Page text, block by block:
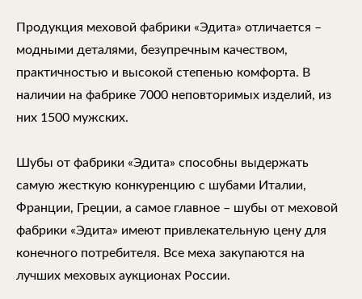
Продукция меховой фабрики «Эдита» отличается –
модными деталями, безупречным качеством,
практичностью и высокой степенью комфорта. В
наличии на фабрике 7000 неповторимых изделий, из
них 1500 мужских.
Шубы от фабрики «Эдита» способны выдержать
самую жесткую конкуренцию с шубами Италии,
Франции, Греции, а самое главное – шубы от меховой
фабрики «Эдита» имеют привлекательную цену для
конечного потребителя. Все меха закупаются на
лучших меховых аукционах России.